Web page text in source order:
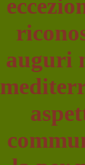
auguri